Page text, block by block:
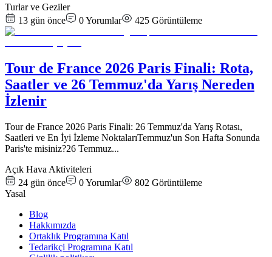
Turlar ve Geziler
13 gün önce
0Yorumlar 425 Görüntüleme
Tour de France 2026 Paris Finali: Rota,
Saatler ve 26 Temmuz'da Yarış Nereden
İzlenir
Tour de France 2026 Paris Finali: 26 Temmuz'da Yarış Rotası,
Saatleri ve En İyi İzleme NoktalarıTemmuz'un Son Hafta Sonunda
Paris'te misiniz?26 Temmuz...
Açık Hava Aktiviteleri
24 gün önce
0Yorumlar 802 Görüntüleme
Yasal
Blog
Hakkımızda
Ortaklık Programına Katıl
Tedarikçi Programına Katıl